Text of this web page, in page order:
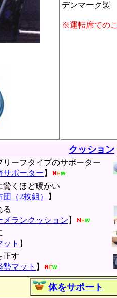
デンマーク製
※運転席での
クッション
リーフタイプのサポーター
サポーター 】
驚くほど暖かい
（2枚組）
】
る
メランクッション 】
ット 】
正す
勢マット 】
体をサポート